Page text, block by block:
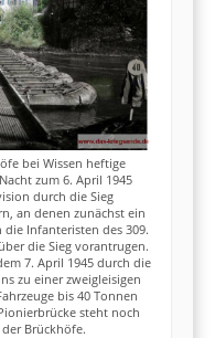
bei Wissen heftige
zum 6. April 1945
durch die Sieg
an denen zunächst ein
Infanteristen des 309.
die Sieg vorantrugen.
7. April 1945 durch die
zu einer zweigleisigen
bis 40 Tonnen
steht noch
Brückhöfe.